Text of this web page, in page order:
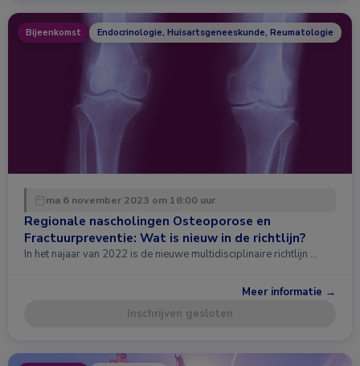
Bijeenkomst Endocrinologie, Huisartsgeneeskunde, Reumatologie
ma 6 november 2023 om 18:00 uur
Regionale nascholingen Osteoporose en
Fractuurpreventie: Wat is nieuw in de richtlijn?
In het najaar van 2022 is de nieuwe multidisciplinaire richtlijn …
Meer informatie →
Inschrijven gesloten